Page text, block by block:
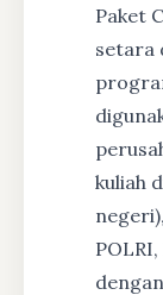
Paket
setara
kuliah